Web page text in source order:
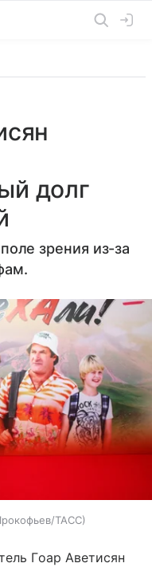
долг
зрения из-за
ТАСС
Гоар Аветисян